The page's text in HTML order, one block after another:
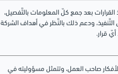
القرارات بعد جمع كلّ المعلومات بالتَّفصيل،
ودعم ذلك بالنَّظر في أهداف الشركة
قرار.
لأفكار صاحب العمل، وتتمثل مسؤوليته في